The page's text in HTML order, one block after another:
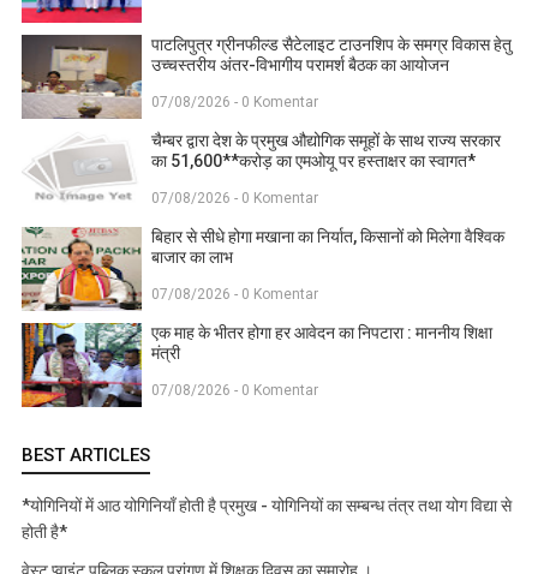
पाटलिपुत्र ग्रीनफील्ड सैटेलाइट टाउनशिप के समग्र विकास हेतु
उच्चस्तरीय अंतर-विभागीय परामर्श बैठक का आयोजन
07/08/2026 - 0 Komentar
चैम्बर द्वारा देश के प्रमुख औद्योगिक समूहों के साथ राज्य सरकार
का 51,600**करोड़ का एमओयू पर हस्ताक्षर का स्वागत*
07/08/2026 - 0 Komentar
बिहार से सीधे होगा मखाना का निर्यात, किसानों को मिलेगा वैश्विक
बाजार का लाभ
07/08/2026 - 0 Komentar
एक माह के भीतर होगा हर आवेदन का निपटारा : माननीय शिक्षा
मंत्री
07/08/2026 - 0 Komentar
BEST ARTICLES
*योगिनियों में आठ योगिनियाँ होती है प्रमुख - योगिनियों का सम्बन्ध तंत्र तथा योग विद्या से
होती है*